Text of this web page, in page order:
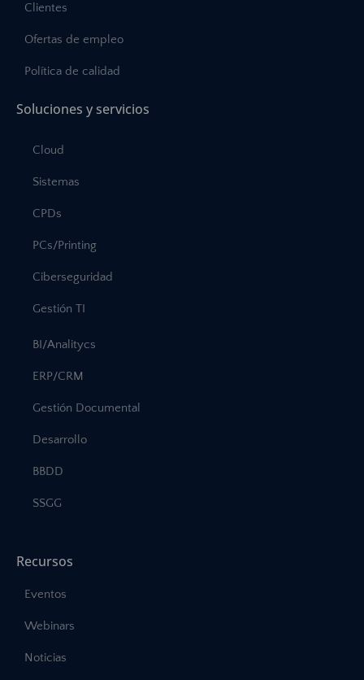
Clientes
Ofertas de empleo
Política de calidad
Soluciones y servicios
Cloud
Sistemas
CPDs
PCs/Printing
Ciberseguridad
Gestión TI
BI/Analitycs
ERP/CRM
Gestión Documental
Desarrollo
BBDD
SSGG
Recursos
Eventos
Webinars
Noticias